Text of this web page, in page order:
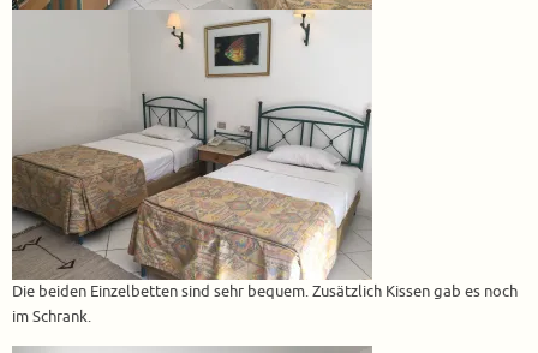
Die beiden Einzelbetten sind sehr bequem. Zusätzlich Kissen gab es noch
im Schrank.